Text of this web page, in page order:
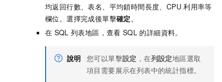
均返回行數、表名、平均鎖時間長度、CPU 利用率等
欄位。選擇完成後單擊確定 。
在 SQL 列表地區，查看 SQL 的詳細資料。
說明 您可以單擊設定 ，在列設定地區選取
項目需要展示在列表中的統計指標。